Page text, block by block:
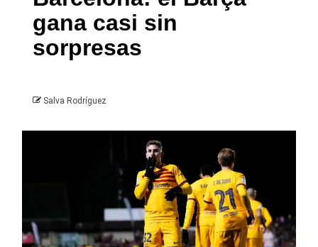
gana casi sin
sorpresas
Salva Rodríguez